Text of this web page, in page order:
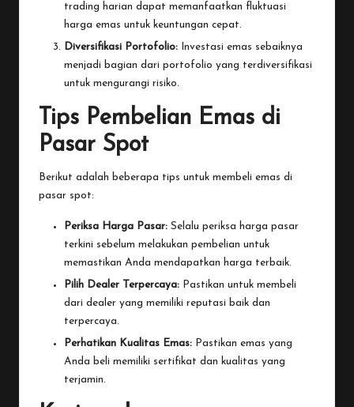
trading harian dapat memanfaatkan fluktuasi
harga emas untuk keuntungan cepat.
Diversifikasi Portofolio: Investasi emas sebaiknya
menjadi bagian dari portofolio yang terdiversifikasi
untuk mengurangi risiko.
Tips Pembelian Emas di
Pasar Spot
Berikut adalah beberapa tips untuk membeli emas di
pasar spot:
Periksa Harga Pasar: Selalu periksa harga pasar
terkini sebelum melakukan pembelian untuk
memastikan Anda mendapatkan harga terbaik.
Pilih Dealer Terpercaya: Pastikan untuk membeli
dari dealer yang memiliki reputasi baik dan
terpercaya.
Perhatikan Kualitas Emas: Pastikan emas yang
Anda beli memiliki sertifikat dan kualitas yang
terjamin.